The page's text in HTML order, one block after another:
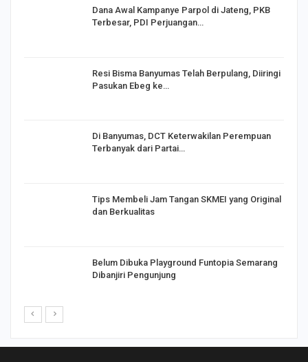
Dana Awal Kampanye Parpol di Jateng, PKB
Terbesar, PDI Perjuangan…
Resi Bisma Banyumas Telah Berpulang, Diiringi
Pasukan Ebeg ke…
Di Banyumas, DCT Keterwakilan Perempuan
Terbanyak dari Partai…
Tips Membeli Jam Tangan SKMEI yang Original
dan Berkualitas
Belum Dibuka Playground Funtopia Semarang
Dibanjiri Pengunjung